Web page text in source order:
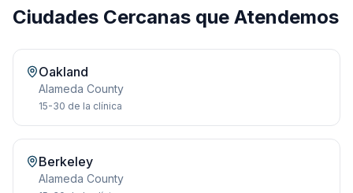
Ciudades Cercanas que Atendemos
Oakland
Alameda County
15-30 de la clínica
Berkeley
Alameda County